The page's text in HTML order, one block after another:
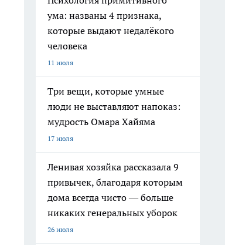
ума: названы 4 признака,
которые выдают недалёкого
человека
11 июля
Три вещи, которые умные
люди не выставляют напоказ:
мудрость Омара Хайяма
17 июля
Ленивая хозяйка рассказала 9
привычек, благодаря которым
дома всегда чисто — больше
никаких генеральных уборок
26 июля